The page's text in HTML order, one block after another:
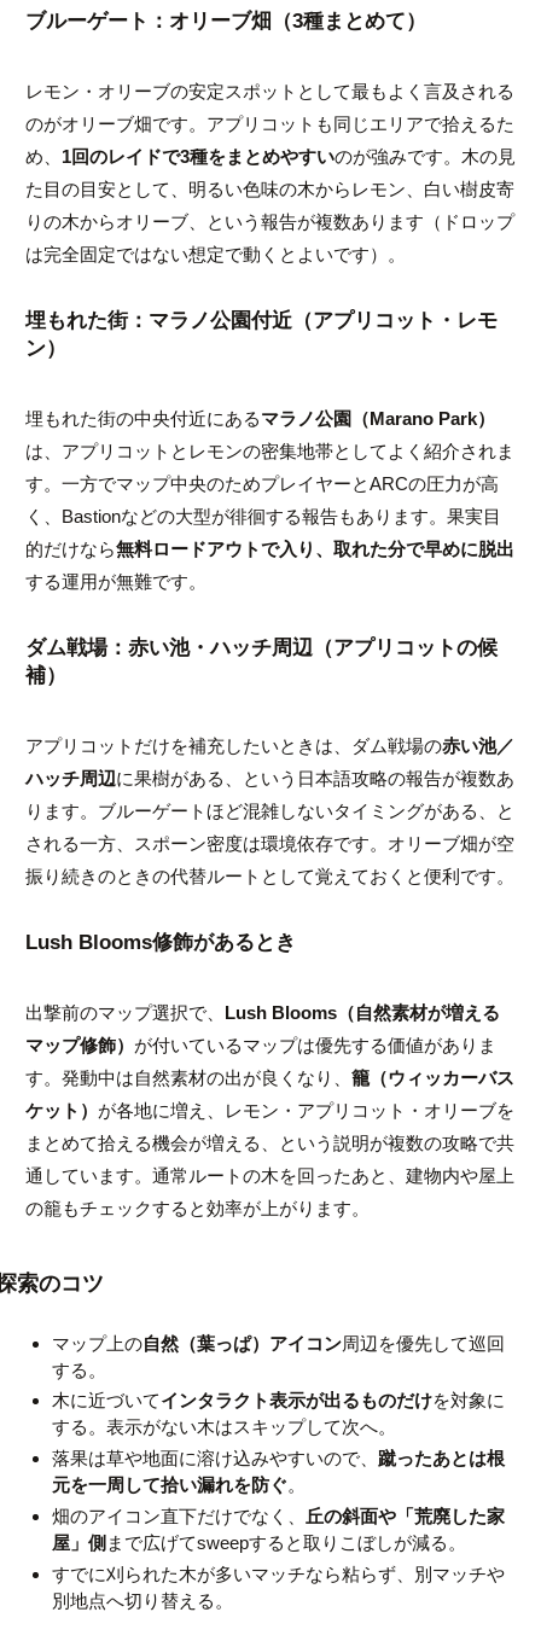
ブルーゲート：オリーブ畑（3種まとめて）
レモン・オリーブの安定スポットとして最もよく言及される
のがオリーブ畑です。アプリコットも同じエリアで拾えるた
め、 1回のレイドで3種をまとめやすいのが強みです。木の見
た目の目安として、明るい色味の木からレモン、白い樹皮寄
りの木からオリーブ、という報告が複数あります（ドロップ
は完全固定ではない想定で動くとよいです）。
埋もれた街：マラノ公園付近（アプリコット・レモ
ン）
埋もれた街の中央付近にあるマラノ公園（Marano Park）
は、アプリコットとレモンの密集地帯としてよく紹介されま
す。一方でマップ中央のためプレイヤーとARCの圧力が高
く、Bastionなどの大型が徘徊する報告もあります。果実目
的だけなら無料ロードアウトで入り、取れた分で早めに脱出
する運用が無難です。
ダム戦場：赤い池・ハッチ周辺（アプリコットの候
補）
アプリコットだけを補充したいときは、ダム戦場の赤い池／
ハッチ周辺に果樹がある、という日本語攻略の報告が複数あ
ります。ブルーゲートほど混雑しないタイミングがある、と
される一方、スポーン密度は環境依存です。オリーブ畑が空
振り続きのときの代替ルートとして覚えておくと便利です。
Lush Blooms修飾があるとき
出撃前のマップ選択で、 Lush Blooms（自然素材が増える
マップ修飾） が付いているマップは優先する価値がありま
す。発動中は自然素材の出が良くなり、 籠（ウィッカーバス
ケット） が各地に増え、レモン・アプリコット・オリーブを
まとめて拾える機会が増える、という説明が複数の攻略で共
通しています。通常ルートの木を回ったあと、建物内や屋上
の籠もチェックすると効率が上がります。
索のコツ
マップ上の自然（葉っぱ）アイコン周辺を優先して巡回
する。
木に近づいてインタラクト表示が出るものだけを対象に
する。表示がない木はスキップして次へ。
落果は草や地面に溶け込みやすいので、 蹴ったあとは根
元を一周して拾い漏れを防ぐ。
畑のアイコン直下だけでなく、 丘の斜面や「荒廃した家
屋」側 まで広げてsweepすると取りこぼしが減る。
すでに刈られた木が多いマッチなら粘らず、別マッチや
別地点へ切り替える。